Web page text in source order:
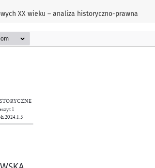
XX wieku – analiza historyczno-prawna